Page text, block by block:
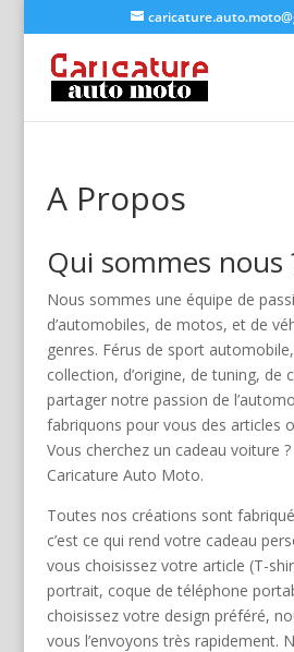
A Propos
Qui sommes nous
Nous sommes une équipe de
d’automobiles, de motos, et de
genres. Férus de sport
collection, d’origine, de tuning, de
partager notre passion de
fabriquons pour vous des articles
Vous cherchez un cadeau voiture
Caricature Auto Moto.
Toutes nos créations sont
c’est ce qui rend votre cadeau
vous choisissez votre article (T-
portrait, coque de téléphone
choisissez votre design préféré,
vous l’envoyons très rapidement.